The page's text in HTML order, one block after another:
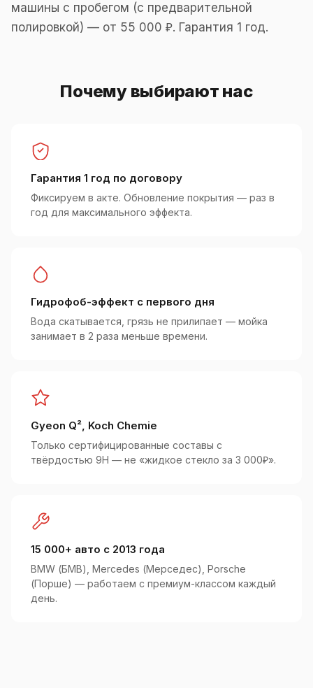
машины с пробегом (с предварительной
полировкой) — от 55 000 ₽. Гарантия 1 год.
Почему выбирают нас
Гарантия 1 год по договору
Фиксируем в акте. Обновление покрытия — раз в
год для максимального эффекта.
Гидрофоб-эффект с первого дня
Вода скатывается, грязь не прилипает — мойка
занимает в 2 раза меньше времени.
Gyeon Q², Koch Chemie
Только сертифицированные составы с
твёрдостью 9H — не «жидкое стекло за 3 000₽».
15 000+ авто с 2013 года
BMW (БМВ), Mercedes (Мерседес), Porsche
(Порше) — работаем с премиум-классом каждый
день.